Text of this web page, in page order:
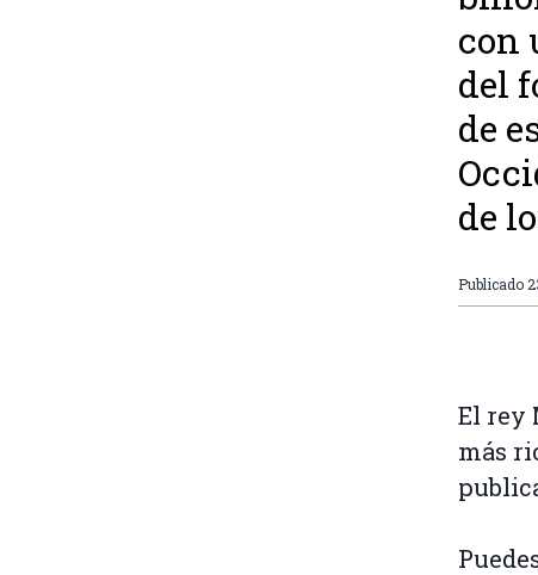
con
del
de
de
Publicado
El rey
más